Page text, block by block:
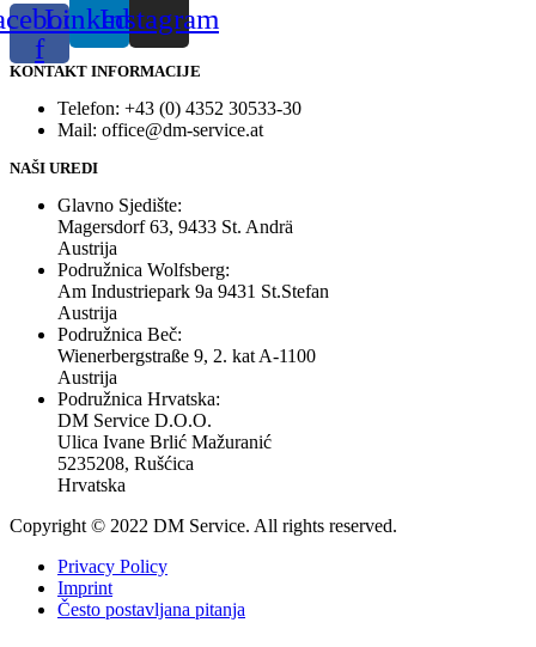
f
LinkedinInstagram
KONTAKT INFORMACIJE
Telefon: +43 (0) 4352 30533-30
Mail: office@dm-service.at
NAŠI UREDI
Glavno Sjedište:
Magersdorf 63, 9433 St. Andrä
Austrija
Podružnica Wolfsberg:
Am Industriepark 9a 9431 St.Stefan
Austrija
Podružnica Beč:
Wienerbergstraße 9, 2. kat A-1100
Austrija
Podružnica Hrvatska:
DM Service D.O.O.
Ulica Ivane Brlić Mažuranić
5235208, Rušćica
Hrvatska
Copyright © 2022 DM Service. All rights reserved.
Privacy Policy
Imprint
Često postavljana pitanja